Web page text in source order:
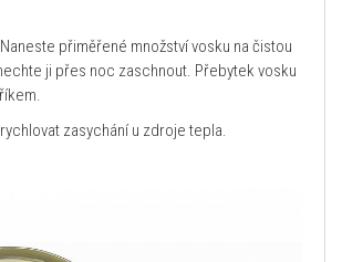
Naneste přiměřené množství vosku na čistou
ji přes noc zaschnout. Přebytek vosku
zasychání u zdroje tepla.